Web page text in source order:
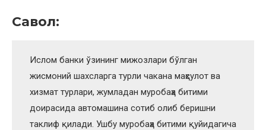
Савол:
Ислом банки ўзининг мижозлари бўлган
жисмоний шахсларга турли чакана маҳсулот ва
хизмат турлари, жумладан муробаҳа битими
доирасида автомашина сотиб олиб беришни
таклиф қилади. Ушбу муробаҳа битими қуйидагича